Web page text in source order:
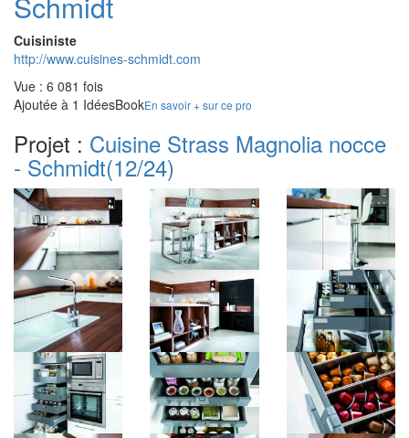
Cuisiniste
http://www.cuisines-schmidt.com
Vue : 6 081 fois
Ajoutée à 1 IdéesBookEn savoir + sur ce pro
Projet : Cuisine Strass Magnolia nocce
- Schmidt(12/24)